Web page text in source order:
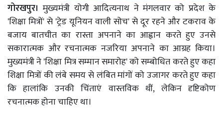
गोरखपुर। मुख्यमंत्री योगी आदित्यनाथ ने मंगलवार को प्रदेश के
'शिक्षा मित्रों' से 'ट्रेड यूनियन वाली सोच' से दूर रहने और टकराव के
बजाय बातचीत का रास्ता अपनाने का आह्वान करते हुए उनसे
सकारात्मक और रचनात्मक नजरिया अपनाने का आग्रह किया।
मुख्यमंत्री ने 'शिक्षा मित्र सम्मान समारोह' को सम्बोधित करते हुए कहा
शिक्षा मित्रों की लंबे समय से लंबित मांगों को उजागर करते हुए कहा
कि हालांकि उनकी चिंताएं वास्तविक थीं, लेकिन दृष्टिकोण
रचनात्मक होना चाहिए था।